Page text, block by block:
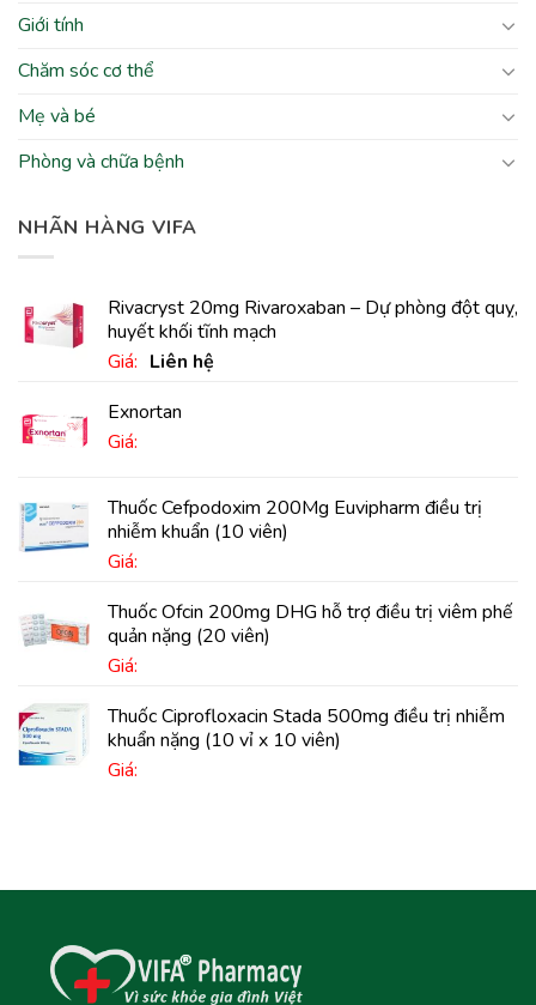
Giới tính
Chăm sóc cơ thể
Mẹ và bé
Phòng và chữa bệnh
NHÃN HÀNG VIFA
Rivacryst 20mg Rivaroxaban – Dự phòng đột quỵ,
huyết khối tĩnh mạch
Giá: Liên hệ
Exnortan
Giá:
Thuốc Cefpodoxim 200Mg Euvipharm điều trị
nhiễm khuẩn (10 viên)
Giá:
Thuốc Ofcin 200mg DHG hỗ trợ điều trị viêm phế
quản nặng (20 viên)
Giá:
Thuốc Ciprofloxacin Stada 500mg điều trị nhiễm
khuẩn nặng (10 vỉ x 10 viên)
Giá: